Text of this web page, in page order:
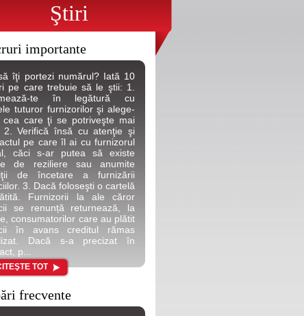
Ştiri
importante
îţi portezi numărul? Iată 10
pe care trebuie să le ştii: 1.
te în legătură cu
tuturor furnizorilor şi alege-
care ţi se potriveşte mai
2. Verifică însă cu atenţie şi
pe care îl ai cu furnizorul
căci s-ar putea să existe
de reziliere sau anumite
de încetare a furnizării
3. Dacă foloseşti o cartelă
Furnizorii la ale căror
se renunță returnează, la
consumatorilor care au plătit
în avans creditul rămas
Dacă s-a precizat în
p...
TOT
frecvente